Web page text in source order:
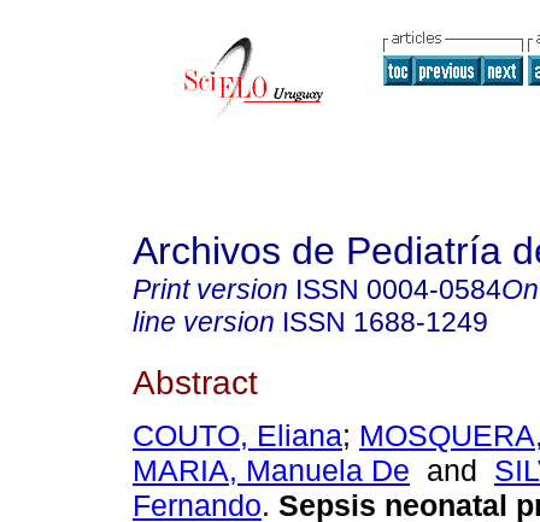
Archivos de Pediatría
Print version ISSN 0004-0584
line version ISSN 1688-1249
Abstract
COUTO, Eliana;
MARIA, Manuela De and
Fernando. Sepsis neonatal